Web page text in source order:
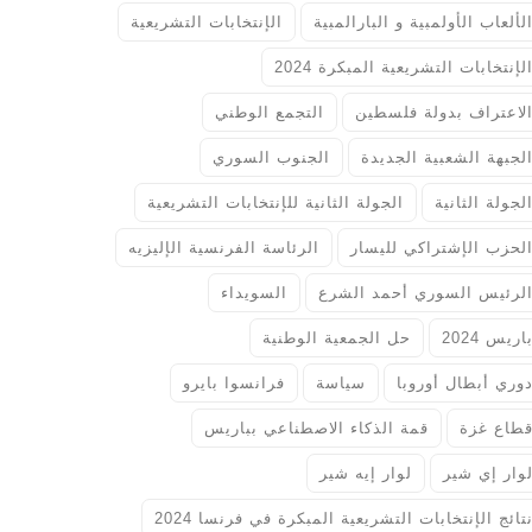
الألعاب الأولمبية و البارالمبية الإنتخابات التشريعية
الإنتخابات التشريعية المبكرة 2024
الاعتراف بدولة فلسطين التجمع الوطني
الجبهة الشعبية الجديدة الجنوب السوري
الجولة الثانية الجولة الثانية للإنتخابات التشريعية
الحزب الإشتراكي لليسار الرئاسة الفرنسية الإليزيه
الرئيس السوري أحمد الشرع السويداء
باريس 2024 حل الجمعية الوطنية
دوري أبطال أوروبا سياسة فرانسوا بايرو
قطاع غزة قمة الذكاء الاصطناعي بباريس
لوار إي شير لوار إيه شير
نتائج الإنتخابات التشريعية المبكرة في فرنسا 2024